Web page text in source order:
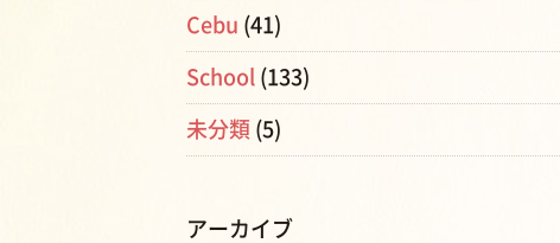
Cebu (41)
School (133)
未分類 (5)
アーカイブ